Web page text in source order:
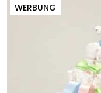
WERBUNG